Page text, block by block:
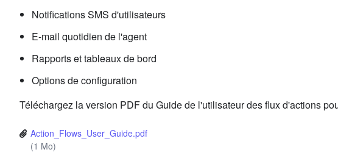
Notifications SMS d'utilisateurs
E-mail quotidien de l'agent
Rapports et tableaux de bord
Options de configuration
Téléchargez la version PDF du Guide de l'utilisateur des flux d'actions
Action_Flows_User_Guide.pdf
(1 Mo)